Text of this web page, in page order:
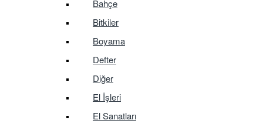
Bahçe
Bitkiler
Boyama
Defter
Diğer
El İşleri
El Sanatları